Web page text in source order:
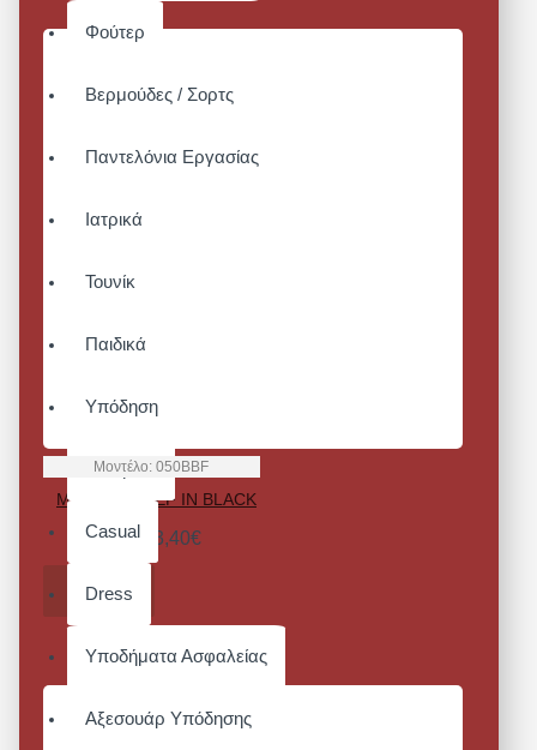
Φούτερ
Βερμούδες / Σορτς
Παντελόνια Εργασίας
Ιατρικά
Τουνίκ
Παιδικά
Υπόδηση
Αθλητικά
Casual
Dress
Υποδήματα Ασφαλείας
Αξεσουάρ Υπόδησης
Μοντέλο: 050BBF
MASTER CHEF IN BLACK
Από 43,40€
ΚΑΛΆΘΙ